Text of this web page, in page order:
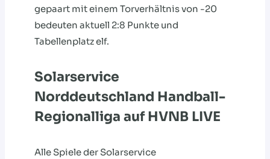
gepaart mit einem Torverhältnis von -20
bedeuten aktuell 2:8 Punkte und
Tabellenplatz elf.
Solarservice
Norddeutschland Handball-
Regionalliga auf HVNB LIVE
Alle Spiele der Solarservice